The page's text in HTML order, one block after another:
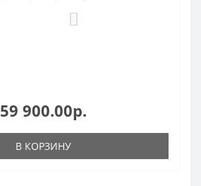
59 900.00р.
В КОРЗИНУ